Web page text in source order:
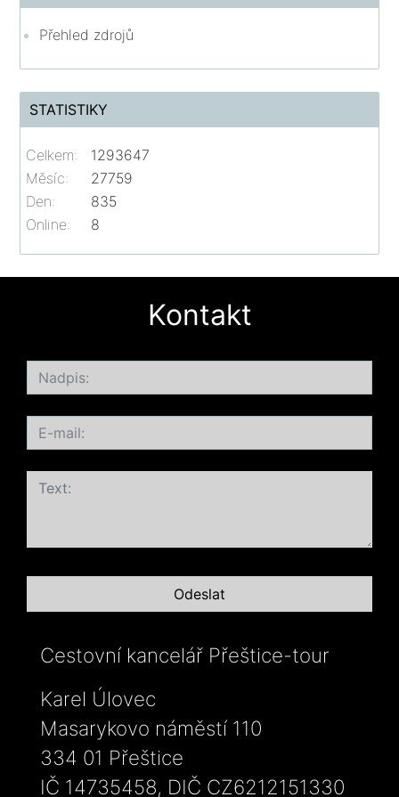
Přehled zdrojů
STATISTIKY
Online: 8
Celkem:
1293647
Měsíc:
27759
Den:
835
Kontakt
Cestovní kancelář Přeštice-tour
Karel Úlovec
Masarykovo náměstí 110
334 01 Přeštice
IČ 14735458, DIČ CZ6212151330